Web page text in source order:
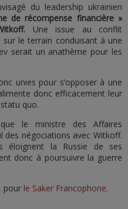
du leadership ukrainien
de récompense financière »
Une issue au conflit
le terrain conduisant à une
serait un anathème pour les
unies pour s’opposer à une
donc efficacement leur
quo.
le ministre des Affaires
des négociations avec Witkoff.
éloignent la Russie de ses
donc à poursuivre la guerre
pour le Saker Francophone.